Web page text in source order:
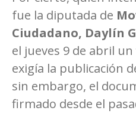
fue la diputada de
Ciudadano, Daylín
el jueves 9 de abril
exigía la publicación
sin embargo, el
firmado desde el